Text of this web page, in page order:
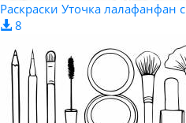
Раскраски Уточка лалафанфан
8